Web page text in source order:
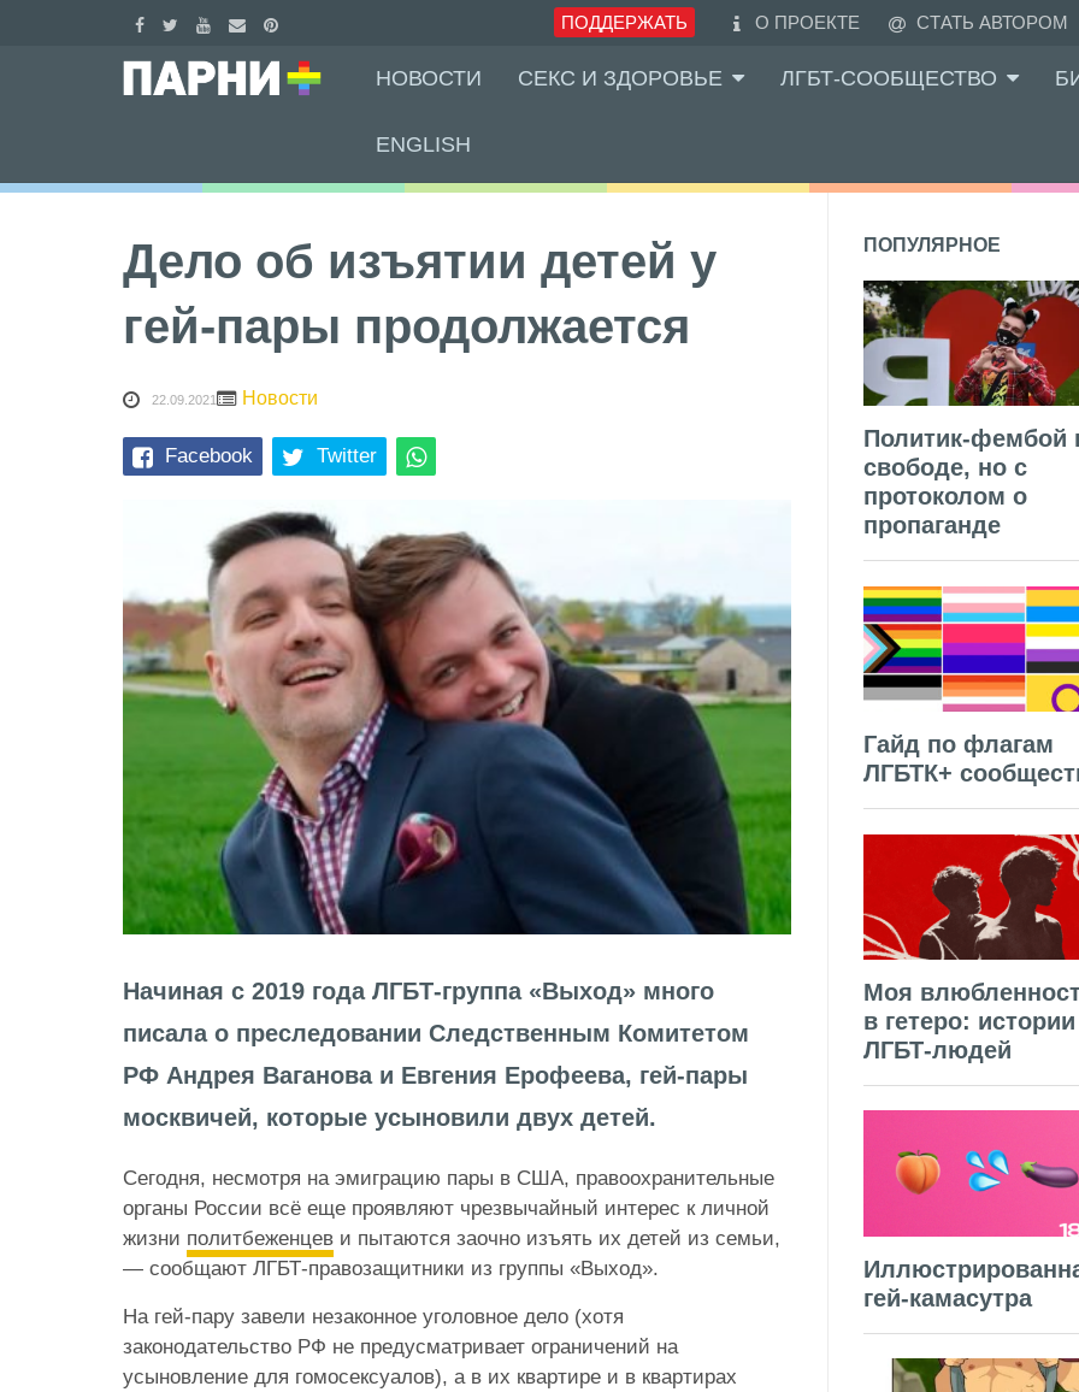
ПОДДЕРЖАТЬ О ПРОЕКТЕ СТАТЬ АВТОРОМ
НОВОСТИ СЕКС И ЗДОРОВЬЕ ЛГБТ-СООБЩЕСТВО
ENGLISH
Дело об изъятии детей у
гей-пары продолжается
22.09.2021 Новости
Facebook Twitter
Начиная с 2019 года ЛГБТ-группа «Выход» много
писала о преследовании Следственным Комитетом
РФ Андрея Ваганова и Евгения Ерофеева, гей-пары
москвичей, которые усыновили двух детей.
Сегодня, несмотря на эмиграцию пары в США, правоохранительные
органы России всё еще проявляют чрезвычайный интерес к личной
жизни политбеженцев и пытаются заочно изъять их детей из семьи,
— сообщают ЛГБТ-правозащитники из группы «Выход».⠀
На гей-пару завели незаконное уголовное дело (хотя
законодательство РФ не предусматривает ограничений на
усыновление для гомосексуалов), а в их квартире и в квартирах
ПОПУЛЯРНОЕ
Политик-фембой
свободе, но с
протоколом о
пропаганде
Гайд по флагам
ЛГБТК+
Моя
в гетеро: истории
ЛГБТ-людей
гей-камасутра